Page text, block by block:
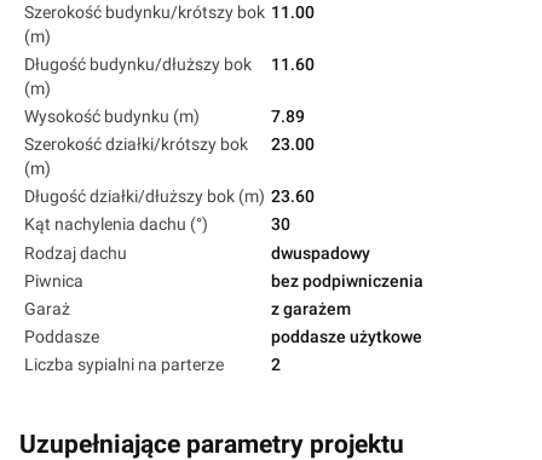
Szerokość budynku/krótszy bok
(m)
11.00
Długość budynku/dłuższy bok
(m)
11.60
Wysokość budynku (m)
7.89
Szerokość działki/krótszy bok
(m)
23.00
Długość działki/dłuższy bok (m) 23.60
Kąt nachylenia dachu (°)
30
Rodzaj dachu
dwuspadowy
Piwnica
bez podpiwniczenia
Garaż
z garażem
Poddasze
poddasze użytkowe
Liczba sypialni na parterze
2
Uzupełniające parametry projektu